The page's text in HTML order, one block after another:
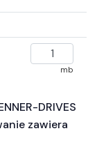
mb
DRIVES
zawiera